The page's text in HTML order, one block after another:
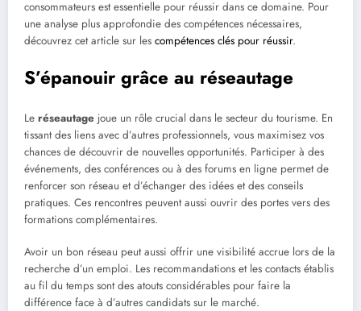
consommateurs est essentielle pour réussir dans ce domaine. Pour
une analyse plus approfondie des compétences nécessaires,
découvrez cet article sur les compétences clés pour réussir.
S’épanouir grâce au réseautage
Le réseautage joue un rôle crucial dans le secteur du tourisme. En
tissant des liens avec d’autres professionnels, vous maximisez vos
chances de découvrir de nouvelles opportunités. Participer à des
événements, des conférences ou à des forums en ligne permet de
renforcer son réseau et d’échanger des idées et des conseils
pratiques. Ces rencontres peuvent aussi ouvrir des portes vers des
formations complémentaires.
Avoir un bon réseau peut aussi offrir une visibilité accrue lors de la
recherche d’un emploi. Les recommandations et les contacts établis
au fil du temps sont des atouts considérables pour faire la
différence face à d’autres candidats sur le marché.